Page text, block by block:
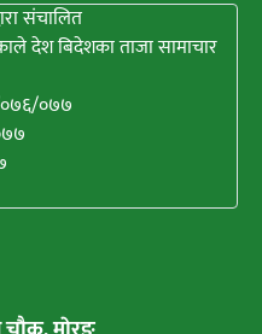
संचालित
देश बिदेशका ताजा सामाचार
०७६/०७७